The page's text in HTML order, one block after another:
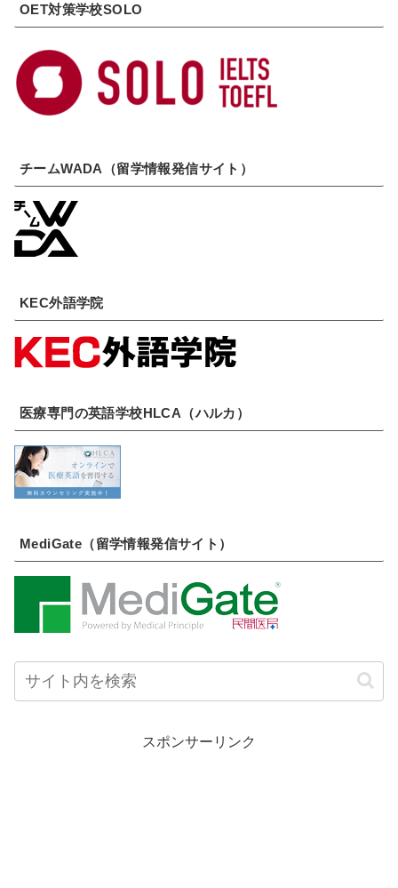
OET対策学校SOLO
チームWADA（留学情報発信サイト）
KEC外語学院
医療専門の英語学校HLCA（ハルカ）
MediGate（留学情報発信サイト）
スポンサーリンク